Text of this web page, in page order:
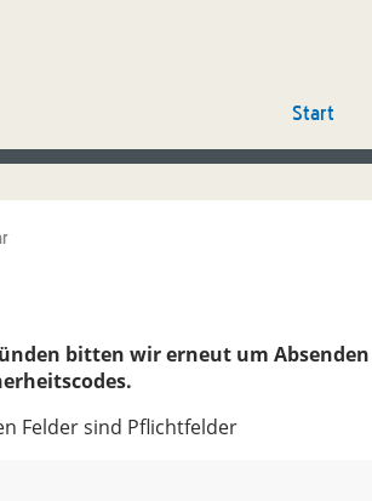
Start
bitten wir erneut um
Felder sind Pflichtfelder